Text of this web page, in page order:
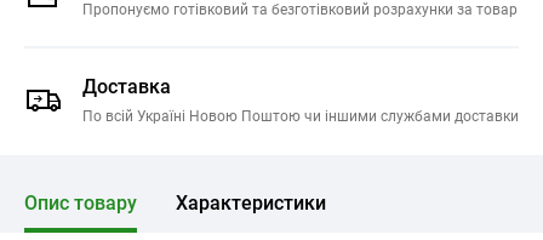
Пропонуємо готівковий та безготівковий розрахунки за товар
Доставка
По всій Україні Новою Поштою чи іншими службами доставки
Опис товару Характеристики